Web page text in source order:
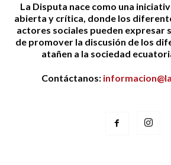
La Disputa nace como una
abierta y crítica, donde los
actores sociales pueden expresar
de promover la discusión de los
atañen a la sociedad
Contáctanos: